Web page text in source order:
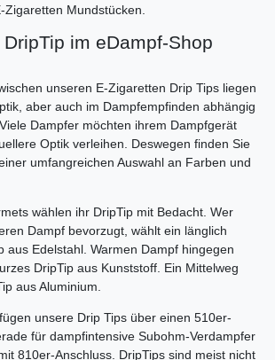
Zigaretten Mundstücken.
im eDampf-Shop
unseren E-Zigaretten Drip Tips liegen
aber auch im Dampfempfinden abhängig
Dampfer möchten ihrem Dampfgerät
Optik verleihen. Deswegen finden Sie
umfangreichen Auswahl an Farben und
wählen ihr DripTip mit Bedacht. Wer
Dampf bevorzugt, wählt ein länglich
aus Edelstahl. Warmen Dampf hingegen
DripTip aus Kunststoff. Ein Mittelweg
aus Aluminium.
unsere Drip Tips über einen 510er-
für dampfintensive Subohm-Verdampfer
810er-Anschluss. DripTips sind meist nicht